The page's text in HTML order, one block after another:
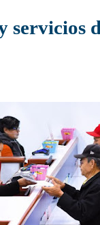
servicios